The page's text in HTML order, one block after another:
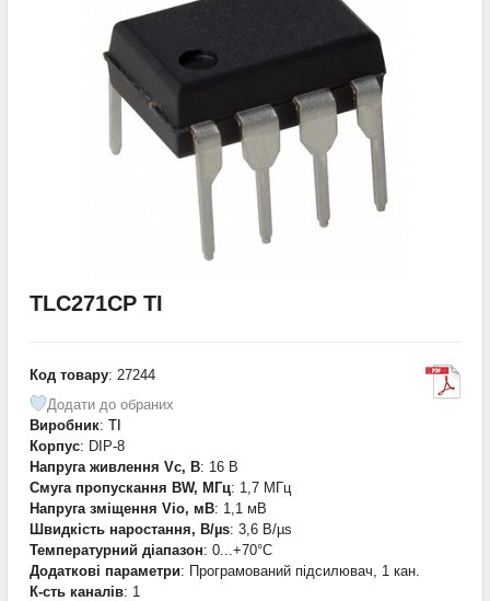
TLC271CP TI
Код товару: 27244
Додати до обраних
Виробник: TI
Корпус: DIP-8
Напруга живлення Vc, В: 16 В
Смуга пропускання BW, МГц: 1,7 МГц
Напруга зміщення Vio, мВ: 1,1 мВ
Швидкість наростання, В/µs: 3,6 В/µs
Температурний діапазон: 0...+70°С
Додаткові параметри: Програмований підсилювач, 1 кан.
К-сть каналів: 1